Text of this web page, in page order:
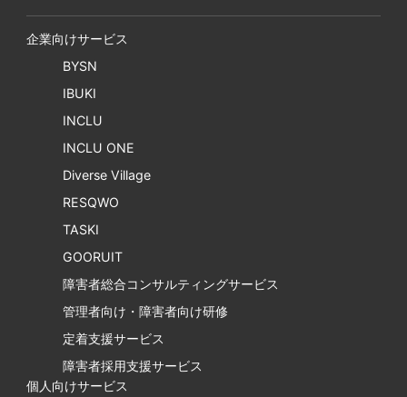
企業向けサービス
BYSN
IBUKI
INCLU
INCLU ONE
Diverse Village
RESQWO
TASKI
GOORUIT
障害者総合コンサルティングサービス
管理者向け・障害者向け研修
定着支援サービス
障害者採用支援サービス
個人向けサービス